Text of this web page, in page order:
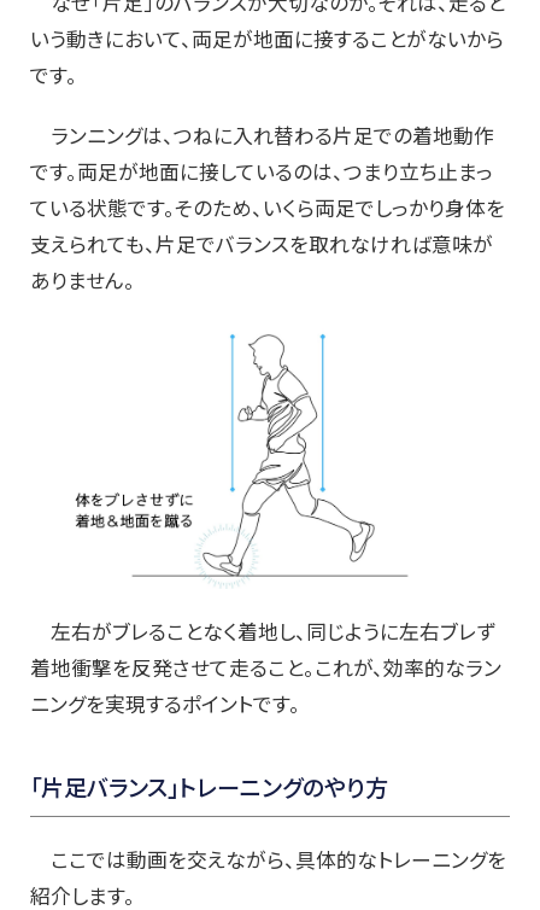
いう動きにおいて、両足が地面に接することがないから
です。
ランニングは、つねに入れ替わる片足での着地動作
です。両足が地面に接しているのは、つまり立ち止まっ
ている状態です。そのため、いくら両足でしっかり身体を
支えられても、片足でバランスを取れなければ意味が
ありません。
左右がブレることなく着地し、同じように左右ブレず
着地衝撃を反発させて走ること。これが、効率的なラン
ニングを実現するポイントです。
「片足バランス」トレーニングのやり方
ここでは動画を交えながら、具体的なトレーニングを
紹介します。